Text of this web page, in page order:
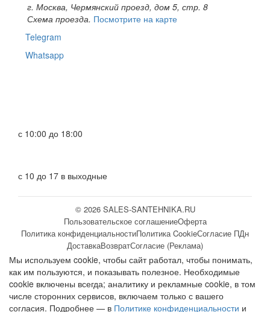
г. Москва, Чермянский проезд, дом 5, стр. 8
Схема проезда. Посмотрите на карте
Telegram
Whatsapp
с 10:00 до 18:00
с 10 до 17 в выходные
© 2026 SALES-SANTEHNIKA.RU
Пользовательское соглашениеОферта
Политика конфиденциальностиПолитика CookieСогласие ПДн
ДоставкаВозвратСогласие (Реклама)
Мы используем cookie, чтобы сайт работал, чтобы понимать,
как им пользуются, и показывать полезное. Необходимые
cookie включены всегда; аналитику и рекламные cookie, в том
числе сторонних сервисов, включаем только с вашего
согласия. Подробнее — в Политике конфиденциальности и